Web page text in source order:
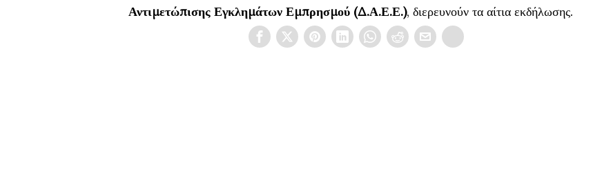
Αντιμετώπισης Εγκλημάτων Εμπρησμού (Δ.Α.Ε.Ε.), διερευνούν τα αίτια εκδήλωσης.